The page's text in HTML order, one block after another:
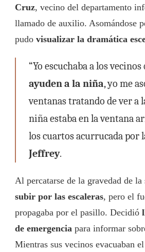
Cruz, vecino del departamento
llamado de auxilio. Asomándose
pudo visualizar la dramática
“Yo escuchaba a los vecinos
ayuden a la niña, yo me
ventanas tratando de ver a
niña estaba en la ventana
los cuartos acurrucada por
Jeffrey.
Al percatarse de la gravedad de
subir por las escaleras, pero el
propagaba por el pasillo. Decidió
de emergencia para informar
Mientras sus vecinos evacuaban